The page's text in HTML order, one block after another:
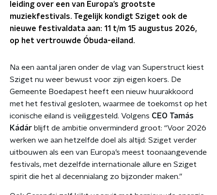
leiding over een van Europa’s grootste
muziekfestivals. Tegelijk kondigt Sziget ook de
nieuwe festivaldata aan: 11 t/m 15 augustus 2026,
op het vertrouwde Óbuda-eiland.
Na een aantal jaren onder de vlag van Superstruct kiest
Sziget nu weer bewust voor zijn eigen koers. De
Gemeente Boedapest heeft een nieuw huurakkoord
met het festival gesloten, waarmee de toekomst op het
iconische eiland is veiliggesteld. Volgens CEO Tamás
Kádár blijft de ambitie onverminderd groot: “Voor 2026
werken we aan hetzelfde doel als altijd: Sziget verder
uitbouwen als een van Europa’s meest toonaangevende
festivals, met dezelfde internationale allure en Sziget
spirit die het al decennialang zo bijzonder maken.”